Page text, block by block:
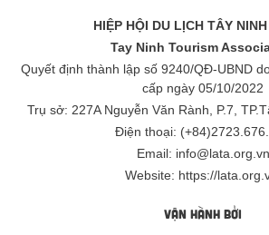
HIỆP HỘI DU LỊCH TÂY
Tay Ninh Tourism
Quyết định thành lập số 9240/QĐ-UBND
cấp ngày 05/10/2022
Trụ sở: 227A Nguyễn Văn Rành, P.7,
Điện thoại:
Email: info@lata.org.vn
Website: https://
VẬN HÀNH BỞI